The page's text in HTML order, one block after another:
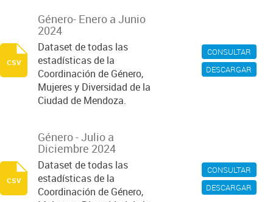
CONSULTAR
DESCARGAR
Género- Enero a Junio
2024
Dataset de todas las
estadísticas de la
Coordinación de Género,
Mujeres y Diversidad de la
Ciudad de Mendoza.
csv
CONSULTAR
DESCARGAR
Género - Julio a
Diciembre 2024
Dataset de todas las
estadísticas de la
Coordinación de Género,
csv